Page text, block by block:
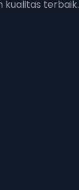
kualitas terbaik.